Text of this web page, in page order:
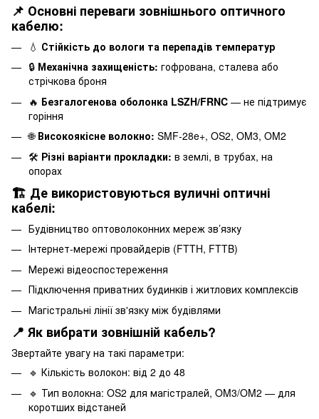
📌 Основні переваги зовнішнього оптичного
кабелю:
💧 Стійкість до вологи та перепадів температур
🔒 Механічна захищеність: гофрована, сталева або
стрічкова броня
🔥 Безгалогенова оболонка LSZH/FRNC — не підтримує
горіння
🌐 Високоякісне волокно: SMF-28e+, OS2, OM3, OM2
🛠️ Різні варіанти прокладки: в землі, в трубах, на
опорах
🏗️ Де використовуються вуличні оптичні
кабелі:
Будівництво оптоволоконних мереж зв’язку
Інтернет-мережі провайдерів (FTTH, FTTB)
Мережі відеоспостереження
Підключення приватних будинків і житлових комплексів
Магістральні лінії зв'язку між будівлями
📍 Як вибрати зовнішній кабель?
Звертайте увагу на такі параметри:
🔹 Кількість волокон: від 2 до 48
🔹 Тип волокна: OS2 для магістралей, OM3/OM2 — для
коротших відстаней